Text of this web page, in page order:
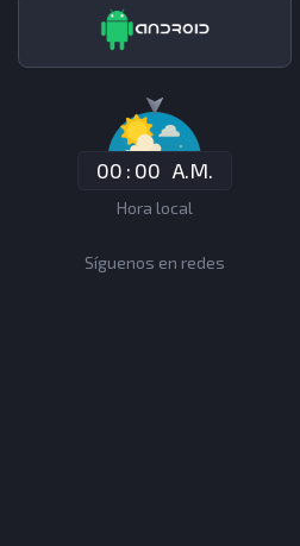
00 : 00 A.M.
Hora local
Síguenos en redes